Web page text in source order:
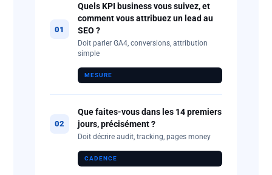
01
Quels KPI business vous suivez, et
comment vous attribuez un lead au
SEO ?
Doit parler GA4, conversions, attribution
simple
MESURE
02
Que faites-vous dans les 14 premiers
jours, précisément ?
Doit décrire audit, tracking, pages money
CADENCE